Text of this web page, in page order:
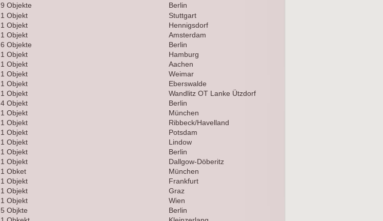
9 Objekte
Berlin
1 Objekt
Stuttgart
1 Objekt
Hennigsdorf
1 Objekt
Amsterdam
6 Objekte
Berlin
1 Objekt
Hamburg
1 Objekt
Aachen
1 Objekt
Weimar
1 Objekt
Eberswalde
1 Objekt
Wandlitz OT Lanke Ützdorf
4 Objekt
Berlin
1 Objekt
München
1 Objekt
Ribbeck/Havelland
1 Objekt
Potsdam
1 Objekt
Lindow
1 Objekt
Berlin
1 Objekt
Dallgow-Döberitz
1 Obket
München
1 Objekt
Frankfurt
1 Objekt
Graz
1 Objekt
Wien
5 Objkte
Berlin